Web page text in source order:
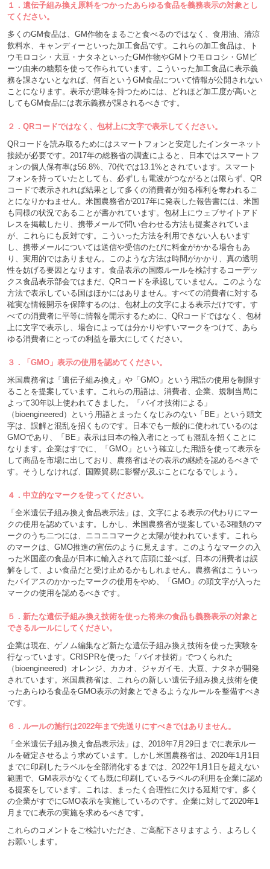
１．遺伝子組み換え原料をつかったあらゆる食品を義務表示の対象とし
てください。
多くのGM食品は、GM作物をまるごと食べるのではなく、食用油、清涼
飲料水、キャンディーといった加工食品です。これらの加工食品は、ト
ウモロコシ・大豆・ナタネといったGM作物やGMトウモロコシ・GMビ
ーツ由来の糖類を使って作られています。こういった加工食品に表示義
務を課さないとなれば、何百というGM食品について情報が公開されない
ことになります。表示が意味を持つためには、どれほど加工度が高いと
してもGM食品には表示義務が課されるべきです。
２．QRコードではなく、包材上に文字で表示してください。
QRコードを読み取るためにはスマートフォンと安定したインターネット
接続が必要です。2017年の総務省の調査によると、日本ではスマートフ
ォンの個人保有率は56.8%、70代では13.1%とされています。スマート
フォンを持っていたとしても、必ずしも電波がつながるとは限らず、QR
コードで表示されれば結果として多くの消費者が知る権利を奪われるこ
とになりかねません。米国農務省が2017年に発表した報告書には、米国
も同様の状況であることが書かれています。包材上にウェブサイトアド
レスを掲載したり、携帯メールで問い合わせる方法も提案されていま
が、これらにも反対です。こういった方法を利用できない人もいます
し、携帯メールについては送信や受信のたびに料金がかかる場合もあ
り、実用的ではありません。このような方法は時間がかかり、真の透明
性を妨げる要因となります。食品表示の国際ルールを検討するコーデッ
クス食品表示部会ではまだ、QRコードを承認していません。このような
方法で表示している国はほかにはありません。すべての消費者に対する
確実な情報開示を保障するのは、包材上の文字による表示だけです。す
べての消費者に平等に情報を開示するために、QRコードではなく、包材
上に文字で表示し、場合によっては分かりやすいマークをつけて、あら
ゆる消費者にとっての利益を最大にしてください。
３．「GMO」表示の使用を認めてください。
米国農務省は「遺伝子組み換え」や「GMO」という用語の使用を制限す
ることを提案しています。これらの用語は、消費者、企業、規制当局に
よって30年以上使われてきました。「バイオ技術による」
（bioengineered）という用語とまったくなじみのない「BE」という頭文
字は、誤解と混乱を招くものです。日本でも一般的に使われているのは
GMOであり、「BE」表示は日本の輸入者にとっても混乱を招くことに
なります。企業はすでに、「GMO」という確立した用語を使って表示を
して商品を市場に出しており、農務省はその表示の継続を認めるべきで
す。そうしなければ、国際貿易に影響が及ぶことになるでしょう。
４．中立的なマークを使ってください。
「全米遺伝子組み換え食品表示法」は、文字による表示の代わりにマー
クの使用を認めています。しかし、米国農務省が提案している3種類のマ
ークのうち二つには、ニコニコマークと太陽が使われています。これら
のマークは、GMO推進の宣伝のように見えます。このようなマークの入
った米国産の食品が日本に輸入されて店頭に並べば、日本の消費者は誤
解をして、よい食品だと受け止めるかもしれません。農務省はこういっ
たバイアスのかかったマークの使用をやめ、「GMO」の頭文字が入った
マークの使用を認めるべきです。
５．新たな遺伝子組み換え技術を使った将来の食品も義務表示の対象と
できるルールにしてください。
企業は現在、ゲノム編集など新たな遺伝子組み換え技術を使った実験を
行なっています。CRISPRを使った「バイオ技術」でつくられた
（bioengineered）オレンジ、カカオ、ジャガイモ、大豆、ナタネが開発
されています。米国農務省は、これらの新しい遺伝子組み換え技術を使
ったあらゆる食品をGMO表示の対象とできるようなルールを整備すべき
です。
６．ルールの施行は2022年まで先送りにすべきではありません。
「全米遺伝子組み換え食品表示法」は、2018年7月29日までに表示ルー
ルを確定させるよう求めています。しかし米国農務省は、2020年1月1日
までに印刷したラベルを全部消化するまでは、2022年1月1日を超えない
範囲で、GM表示がなくても既に印刷しているラベルの利用を企業に認め
る提案をしています。これは、まったく合理性に欠ける延期です。多く
の企業がすでにGMO表示を実施しているのです。企業に対して2020年1
月までに表示の実施を求めるべきです。
これらのコメントをご検討いただき、ご高配下さりますよう、よろしく
お願いします。